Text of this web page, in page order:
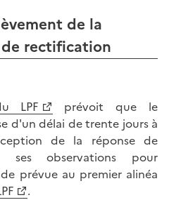
de la
rectification
LPF
prévoit que le
d'un délai de trente jours à
de la réponse de
ses observations pour
prévue au premier alinéa
.